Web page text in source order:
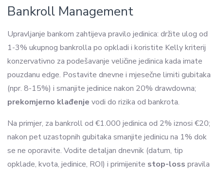
Bankroll Management
Upravljanje bankom zahtijeva pravilo jedinica: držite ulog od
1-3% ukupnog bankrolla po opkladi i koristite Kelly kriterij
konzervativno za podešavanje veličine jedinica kada imate
pouzdanu edge. Postavite dnevne i mjesečne limiti gubitaka
(npr. 8-15%) i smanjite jedinice nakon 20% drawdowna;
prekomjerno klađenje vodi do rizika od bankrota.
Na primjer, za bankroll od €1.000 jedinica od 2% iznosi €20;
nakon pet uzastopnih gubitaka smanjite jedinicu na 1% dok
se ne oporavite. Vodite detaljan dnevnik (datum, tip
opklade, kvota, jedinice, ROI) i primijenite stop-loss pravila